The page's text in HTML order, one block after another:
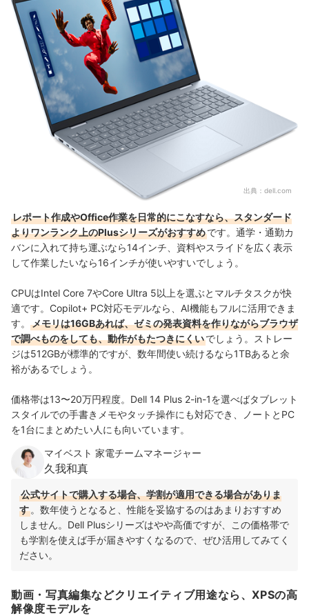
出典： dell.com
レポート作成やOffice作業を日常的にこなすなら、スタンダード
よりワンランク上のPlusシリーズがおすすめです。通学・通勤カ
バンに入れて持ち運ぶなら14インチ、資料やスライドを広く表示
して作業したいなら16インチが使いやすいでしょう。
CPUはIntel Core 7やCore Ultra 5以上を選ぶとマルチタスクが快
適です。Copilot+ PC対応モデルなら、AI機能もフルに活用できま
す。
メモリは16GBあれば、ゼミの発表資料を作りながらブラウザ
で調べものをしても、動作がもたつきにくいでしょう。ストレー
ジは512GBが標準的ですが、数年間使い続けるなら1TBあると余
裕があるでしょう。
価格帯は13〜20万円程度。Dell 14 Plus 2-in-1を選べばタブレット
スタイルでの手書きメモやタッチ操作にも対応でき、ノートとPC
を1台にまとめたい人にも向いています。
マイベスト 家電チームマネージャー
久我和真
公式サイトで購入する場合、学割が適用できる場合がありま
す 。数年使うとなると、性能を妥協するのはあまりおすすめ
しません。Dell Plusシリーズはやや高価ですが、この価格帯で
も学割を使えば手が届きやすくなるので、ぜひ活用してみてく
ださい。
動画・写真編集などクリエイティブ用途なら、XPSの高
解像度モデルを